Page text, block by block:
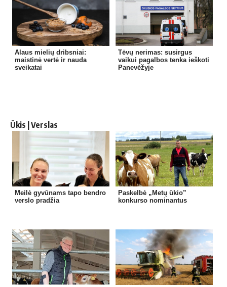
Alaus mielių dribsniai:
maistinė vertė ir nauda
sveikatai
Tėvų nerimas: susirgus
vaikui pagalbos tenka ieškoti
Panevėžyje
Ūkis | Verslas
Meilė gyvūnams tapo bendro
verslo pradžia
Paskelbė „Metų ūkio”
konkurso nominantus